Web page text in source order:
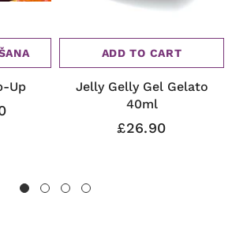
Up
ADD TO CART
Jelly Gelly Gel Gelato
40ml
£26.90